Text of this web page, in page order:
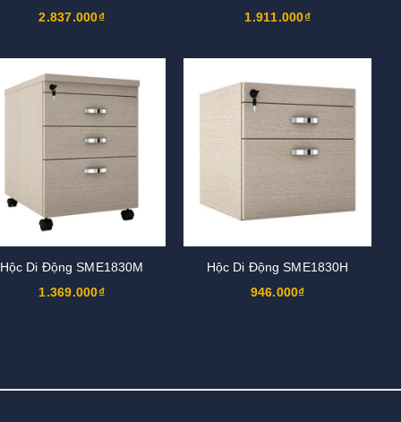
2.837.000₫
1.911.000₫
Hộc Di Động SME1830M
1.369.000₫
Hộc Di Động SME1830H
946.000₫